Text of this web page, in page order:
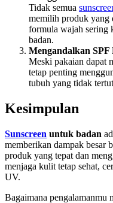
Tidak semua
memilih produk yang
formula wajah sering
badan.
Mengandalkan SPF
Meski pakaian dapat
tetap penting
tubuh yang tidak
Kesimpulan
Sunscreen untuk badan
memberikan dampak besar
produk yang tepat dan
menjaga kulit tetap sehat,
UV.
Bagaimana pengalamanmu